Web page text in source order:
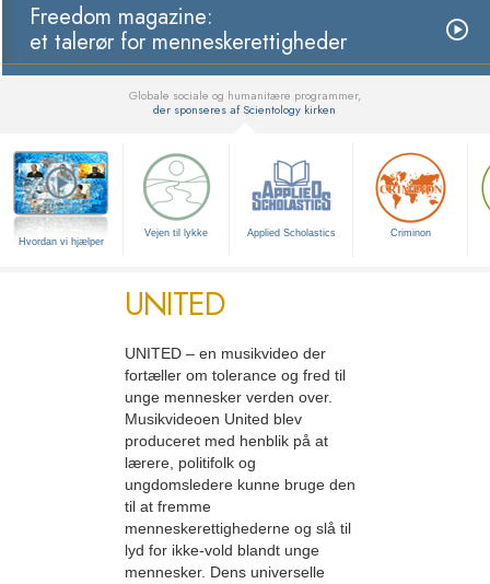
Freedom magazine:
et talerør for menneskerettigheder
Globale sociale og humanitære programmer,
der sponseres af Scientology kirken
Hvordan vi hjælper
Vejen til lykke Applied Scholastics Criminon
UNITED
UNITED – en musikvideo der
fortæller om tolerance og fred til
unge mennesker verden over.
Musikvideoen United blev
produceret med henblik på at
lærere, politifolk og
ungdomsledere kunne bruge den
til at fremme
menneskerettighederne og slå til
lyd for ikke-vold blandt unge
mennesker. Dens universelle